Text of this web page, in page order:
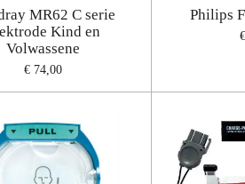
MR62 C serie
Kind en
Volwassene
€ 74,00
Philips